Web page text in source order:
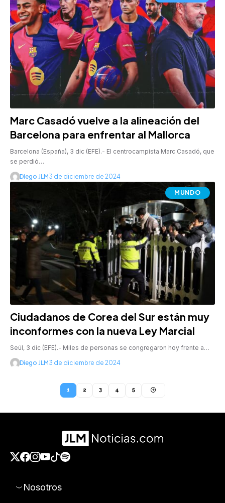
Marc Casadó vuelve a la alineación del
Barcelona para enfrentar al Mallorca
Barcelona (España), 3 dic (EFE).- El centrocampista Marc Casadó, que
se perdió…
Diego JLM3 de diciembre de 2024
MUNDO
Ciudadanos de Corea del Sur están muy
inconformes con la nueva Ley Marcial
Seúl, 3 dic (EFE).- Miles de personas se congregaron hoy frente a…
Diego JLM3 de diciembre de 2024
1 2 3 4 5
Nosotros